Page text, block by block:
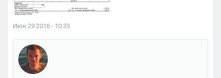
Июн 29 2016 - 10:33